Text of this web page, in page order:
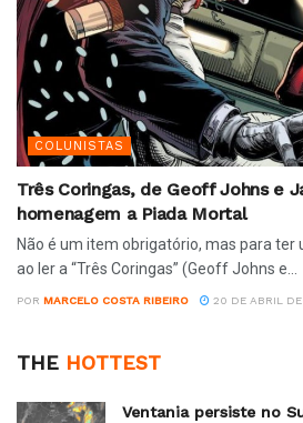
COLUNISTAS
Três Coringas, de Geoff Johns e
homenagem a Piada Mortal
Não é um item obrigatório, mas para
ao ler a “Três Coringas” (Geoff Johns e...
POR MARCELO COSTA RIBEIRO 20 DE ABRIL DE
THE HOTTEST
Ventania persiste no